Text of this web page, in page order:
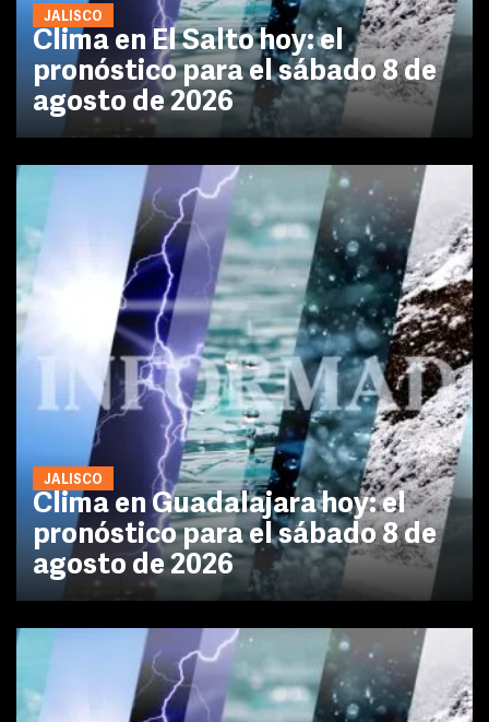
JALISCO
Clima en El Salto hoy: el
pronóstico para el sábado 8 de
agosto de 2026
JALISCO
Clima en Guadalajara hoy: el
pronóstico para el sábado 8 de
agosto de 2026